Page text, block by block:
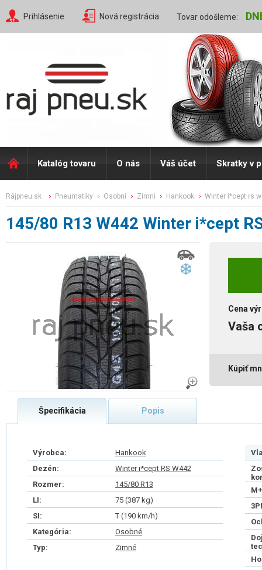
Prihlásenie Nová registrácia Tovar odošleme:
Katalóg tovaru O nás Váš účet Skratky v
rájpneu.sk pneumatiky osobní zimní hankook winter i*cept rs
145/80 R13 W442 Winter i*cept
Cena
Vaša
Kúpiť
Špecifikácia Popis
Výrobca:
Hankook
Dezén:
Winter i*cept RS W442
Rozmer:
145/80 R13
LI:
75 (387 kg)
SI:
T (190 km/h)
Kategória:
Osobné
Typ:
Zimné